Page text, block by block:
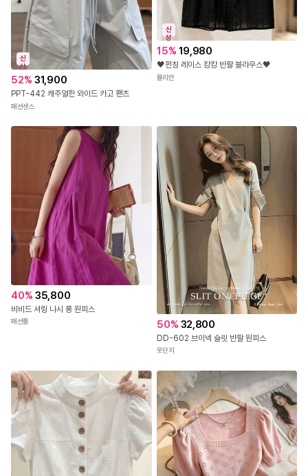
신
상
52% 31,900
PPT-442 캐주얼한 와이드 카고 팬츠
패션센스
신
상
15% 19,980
🖤펀칭 레이스 캉캉 반팔 블라우스🖤
뮬리안
40% 35,800
비비드 셔링 나시 롱 원피스
패션풀 50% 32,800
DD-602 브이넥 슬릿 반팔 원피스
옷단지